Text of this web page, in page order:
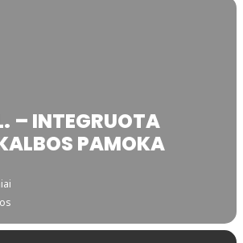
– INTEGRUOTA
PAMOKA